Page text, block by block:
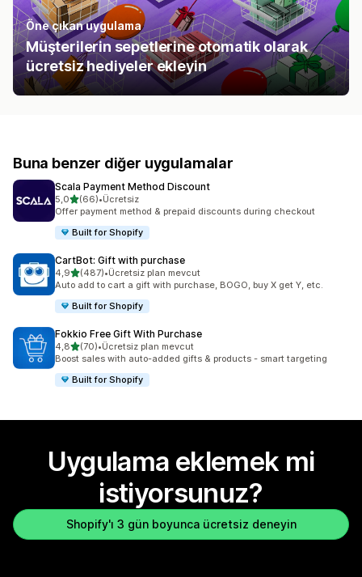
Öne çıkan uygulama
Müşterilerin sepetlerine otomatik olarak
ücretsiz hediyeler ekleyin
Buna benzer diğer uygulamalar
Scala Payment Method Discount
5,05 yıldız üzerinden
(66)
toplam 66 değerlendirme
•Ücretsiz
Offer payment method & prepaid discounts during checkout
Built for Shopify
CartBot: Gift with purchase
4,95 yıldız üzerinden
(487)
toplam 487 değerlendirme
•Ücretsiz plan mevcut
Auto add to cart a gift with purchase, BOGO, buy X get Y, etc.
Built for Shopify
Fokkio Free Gift With Purchase
4,85 yıldız üzerinden
(70)
toplam 70 değerlendirme
•Ücretsiz plan mevcut
Boost sales with auto-added gifts & products - smart targeting
Built for Shopify
Uygulama eklemek mi
istiyorsunuz?
Shopify'ı 3 gün boyunca ücretsiz deneyin